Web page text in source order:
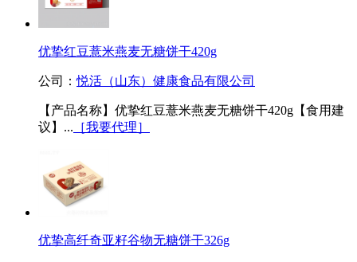
优挚红豆薏米燕麦无糖饼干420g
公司：悦活（山东）健康食品有限公司
【产品名称】优挚红豆薏米燕麦无糖饼干420g【食用建
议】... ［我要代理］
优挚高纤奇亚籽谷物无糖饼干326g